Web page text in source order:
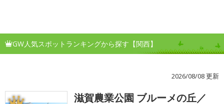
GW人気スポットランキングから探す【関西】
2026/08/08 更新
滋賀農業公園 ブルーメの丘／